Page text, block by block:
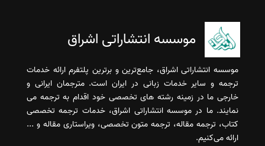
موسسه انتشاراتی اشراق
موسسه انتشاراتی اشراق، جامع‌ترین و برترین پلتفرم ارائه خدمات
ترجمه و سایر خدمات زبانی در ایران است. مترجمان ایرانی و
خارجی ما در زمینه رشته های تخصصی خود اقدام به ترجمه می
نمایند. ما در موسسه انتشاراتی اشراق، خدمات ترجمه تخصصی
کتاب، ترجمه مقاله، ترجمه متون تخصصی، ویراستاری مقاله و ...
ارائه می‌کنیم.